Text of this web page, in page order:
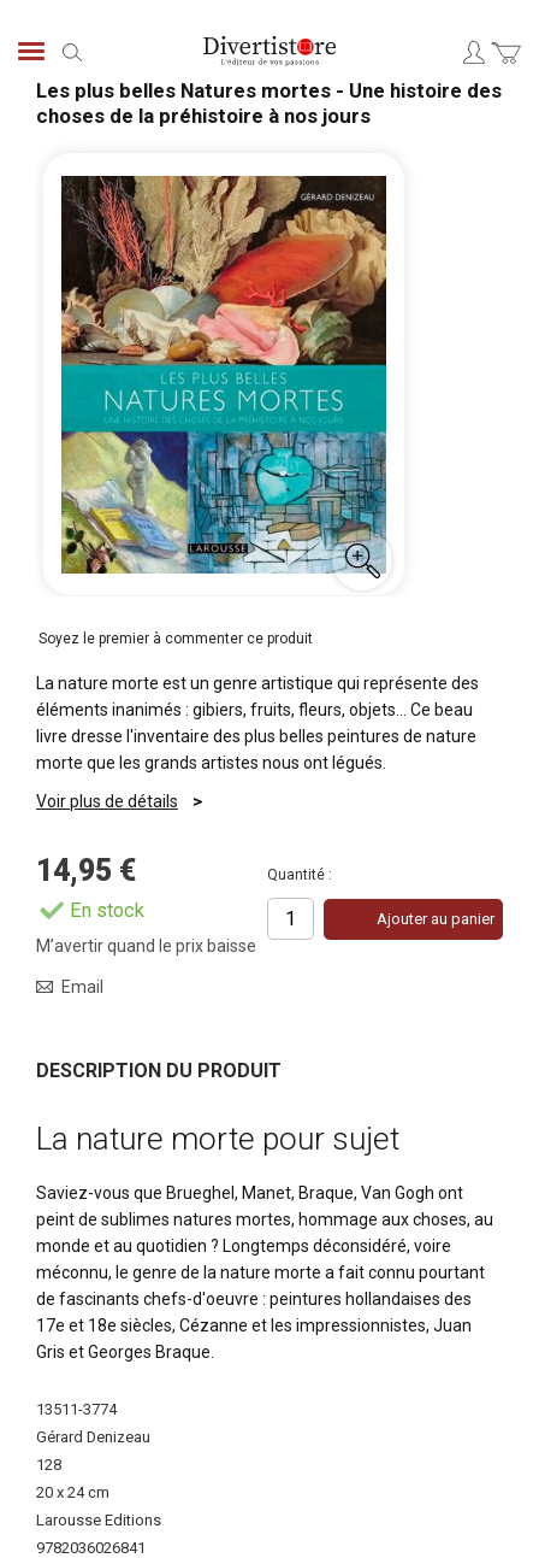
Les plus belles Natures mortes - Une histoire des
choses de la préhistoire à nos jours
galerie
d’images
Soyez le premier à commenter ce produit
La nature morte est un genre artistique qui représente des
éléments inanimés : gibiers, fruits, fleurs, objets… Ce beau
livre dresse l'inventaire des plus belles peintures de nature
morte que les grands artistes nous ont légués.
Voir plus de détails
14,95 €
En stock
Quantité :
Ajouter au panier
M’avertir quand le prix baisse
Email
DESCRIPTION DU PRODUIT
La nature morte pour sujet
Saviez-vous que Brueghel, Manet, Braque, Van Gogh ont
peint de sublimes natures mortes, hommage aux choses, au
monde et au quotidien ? Longtemps déconsidéré, voire
méconnu, le genre de la nature morte a fait connu pourtant
de fascinants chefs-d'oeuvre : peintures hollandaises des
17e et 18e siècles, Cézanne et les impressionnistes, Juan
Gris et Georges Braque.
Plus
d'infos
13511-3774
Gérard Denizeau
128
20 x 24 cm
Larousse Editions
9782036026841